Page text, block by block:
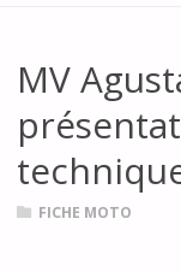
MV
FICHE MOTO